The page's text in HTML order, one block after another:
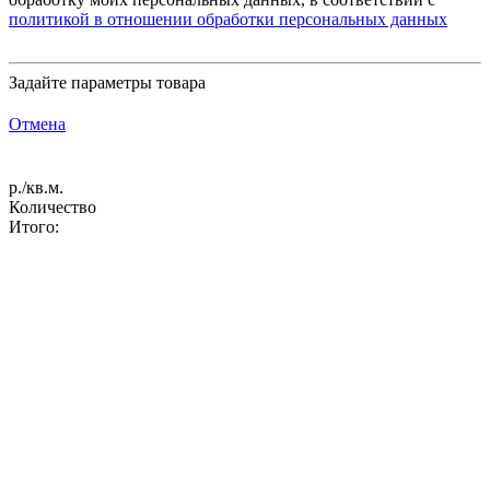
политикой в отношении обработки персональных данных
Задайте параметры товара
Отмена
р./кв.м.
Количество
Итого: